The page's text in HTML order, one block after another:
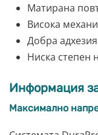
Матирана
Висока
Добра
Ниска степен
Информация
Максимално